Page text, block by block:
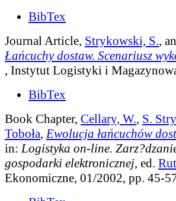
BibTex
Journal Article, Strykowski, S.,
Łańcuchy dostaw. Scenariusz
, Instytut Logistyki i
BibTex
Book Chapter, Cellary, W., S.
Toboła, Ewolucja łańcuchów
in: Logistyka on-line.
gospodarki elektronicznej, ed.
Ekonomiczne, 01/2002, pp. 45-